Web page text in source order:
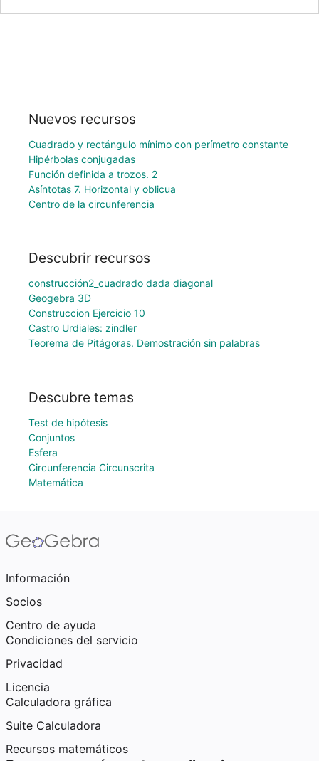
Nuevos recursos
Cuadrado y rectángulo mínimo con perímetro constante
Hipérbolas conjugadas
Función definida a trozos. 2
Asíntotas 7. Horizontal y oblicua
Centro de la circunferencia
Descubrir recursos
construcción2_cuadrado dada diagonal
Geogebra 3D
Construccion Ejercicio 10
Castro Urdiales: zindler
Teorema de Pitágoras. Demostración sin palabras
Descubre temas
Test de hipótesis
Conjuntos
Esfera
Circunferencia Circunscrita
Matemática
Información
Socios
Centro de ayuda
Condiciones del servicio
Privacidad
Licencia
Calculadora gráfica
Suite Calculadora
Recursos matemáticos